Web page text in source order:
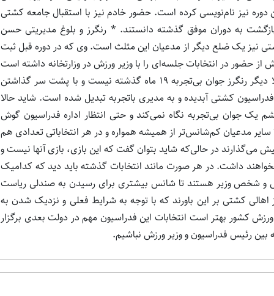
دوره نیز نام‌نویسی کرده است. حضور خادم نیز با استقبال جامعه کشتی
به دوران موفق گذشته دانستند. * رنگرز و بلوغ مدیریتی حسن
نیز یک ضلع دیگر از مدعیان این مثلث است. وی که در دوره قبل ثبت
از حضور در انتخابات جلسه‌ای را با وزیر ورزش در وزارتخانه داشته است
و با اجازه عباسی ورود کرده است. حالا دیگر رنگرز جوان بی‌تجربه 19 ماه گذشته نیست و با پشت سر گذاشتن
کشتی آبدیده و به مدیری باتجربه تبدیل شده است. شاید حالا
یک جوان بی‌تجربه نگاه نمی‌کند و حتی انتظار اداره فدراسیون گوش
سایر مدعیان کم‌شانس‌تر از همیشه همواره و در هر انتخاباتی تعدادی هم
می‌گذارند در حالی‌که شاید بتوان گفت که این بازی، بازی آنها نیست و
داشت. در هر صورت مانند انتخابات گذشته باید دید که کدامیک
و شخص وزیر هستند تا شانس بیشتری برای رسیدن به صندلی ریاست
کشتی بر این باورند که با توجه به شرایط فعلی و نزدیک شدن به
کشور بهتر است انتخابات این فدراسیون مهم در دولت بعدی برگزار
بین رئیس فدراسیون و وزیر ورزش نباشیم.